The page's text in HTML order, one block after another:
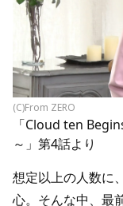
(C)From ZERO
「Cloud ten
～」第4話より
想定以上の人数に
心。そんな中、最